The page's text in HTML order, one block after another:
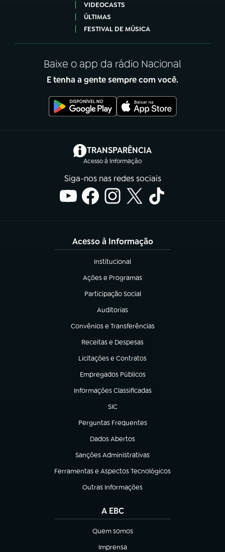
VIDEOCASTS
ÚLTIMAS
FESTIVAL DE MÚSICA
Baixe o app da rádio Nacional
E tenha a gente sempre com você.
TRANSPARÊNCIA
Acesso à Informação
(abre em nova aba)
Siga-nos nas redes sociais
Acesso à Informação
Institucional
(abre em nova aba)
Ações e Programas
(abre em nova aba)
Participação Social
(abre em nova aba)
Auditorias
(abre em nova aba)
Convênios e Transferências
(abre em nova aba)
Receitas e Despesas
(abre em nova aba)
Licitações e Contratos
(abre em nova aba)
Empregados Públicos
(abre em nova aba)
Informações Classificadas
(abre em nova aba)
SIC
(abre em nova aba)
Perguntas Frequentes
(abre em nova aba)
Dados Abertos
(abre em nova aba)
Sanções Administrativas
(abre em nova aba)
Ferramentas e Aspectos Tecnológicos
(abre em nova aba)
Outras Informações
(abre em nova aba)
A EBC
Quem somos
(abre em nova aba)
Imprensa